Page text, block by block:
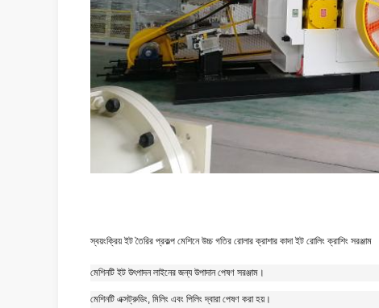
স্বয়ংক্রিয় ইট তৈরির প্রকল্প মেশিনে উচ্চ গতির রোলার ক্রাশার কাদা ইট রোলিং ক্রাশিং সরঞ্জাম
মেশিনটি ইট উৎপাদন লাইনের জন্য উপাদান পেষণ সরঞ্জাম।
মেশিনটি এক্সট্রুডিং, মিলিং এবং পিলিং দ্বারা পেষণ করা হয়।